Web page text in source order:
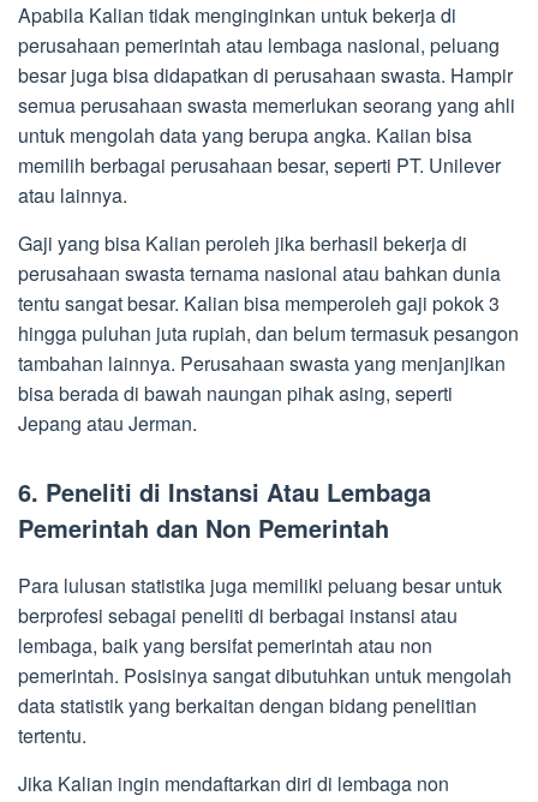
Apabila Kalian tidak menginginkan untuk bekerja di
perusahaan pemerintah atau lembaga nasional, peluang
besar juga bisa didapatkan di perusahaan swasta. Hampir
semua perusahaan swasta memerlukan seorang yang ahli
untuk mengolah data yang berupa angka. Kaiian bisa
memilih berbagai perusahaan besar, seperti PT. Unilever
atau lainnya.
Gaji yang bisa Kalian peroleh jika berhasil bekerja di
perusahaan swasta ternama nasional atau bahkan dunia
tentu sangat besar. Kalian bisa memperoleh gaji pokok 3
hingga puluhan juta rupiah, dan belum termasuk pesangon
tambahan lainnya. Perusahaan swasta yang menjanjikan
bisa berada di bawah naungan pihak asing, seperti
Jepang atau Jerman.
6. Peneliti di Instansi Atau Lembaga
Pemerintah dan Non Pemerintah
Para lulusan statistika juga memiliki peluang besar untuk
berprofesi sebagai peneliti di berbagai instansi atau
lembaga, baik yang bersifat pemerintah atau non
pemerintah. Posisinya sangat dibutuhkan untuk mengolah
data statistik yang berkaitan dengan bidang penelitian
tertentu.
Jika Kalian ingin mendaftarkan diri di lembaga non